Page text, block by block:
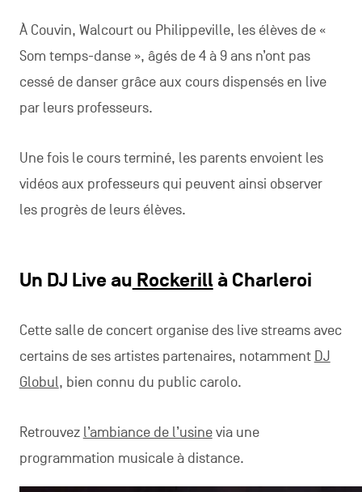
À Couvin, Walcourt ou Philippeville, les élèves de «
Som temps-danse », âgés de 4 à 9 ans n’ont pas
cessé de danser grâce aux cours dispensés en live
par leurs professeurs.
Une fois le cours terminé, les parents envoient les
vidéos aux professeurs qui peuvent ainsi observer
les progrès de leurs élèves.
Un DJ Live au Rockerillà Charleroi
Cette salle de concert organise des live streams avec
certains de ses artistes partenaires, notamment DJ
Globul, bien connu du public carolo.
Retrouvez l’ambiance de l’usinevia une
programmation musicale à distance.